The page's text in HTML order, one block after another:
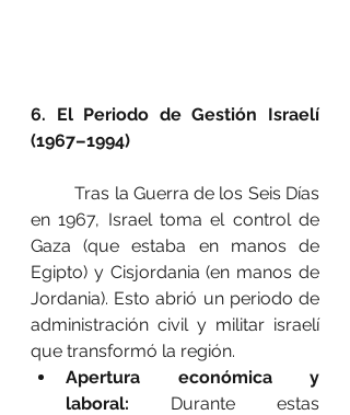
6. El Periodo de Gestión Israelí
(1967–1994)
	Tras la Guerra de los Seis Días
en 1967, Israel toma el control de
Gaza (que estaba en manos de
Egipto) y Cisjordania (en manos de
Jordania). Esto abrió un periodo de
administración civil y militar israelí
que transformó la región.
Apertura económica y
laboral: Durante estas